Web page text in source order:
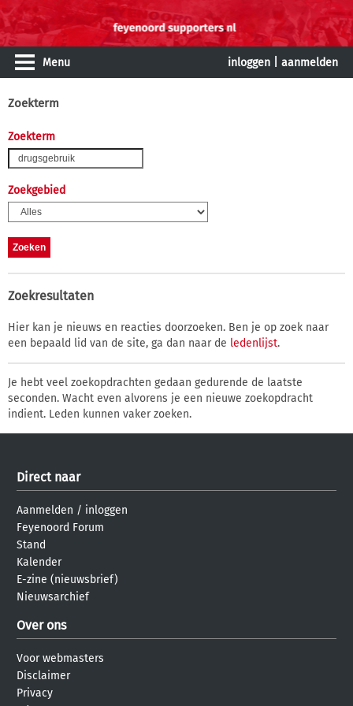
Menu inloggen aanmelden
Zoekterm
Zoekterm
Zoekgebied
Zoekresultaten
Hier kan je nieuws en reacties doorzoeken. Ben je op zoek naar
een bepaald lid van de site, ga dan naar de ledenlijst.
Je hebt veel zoekopdrachten gedaan gedurende de laatste
seconden. Wacht even alvorens je een nieuwe zoekopdracht
indient. Leden kunnen vaker zoeken.
Direct naar
Aanmelden / inloggen
Feyenoord Forum
Stand
Kalender
E-zine (nieuwsbrief)
Nieuwsarchief
Over ons
Voor webmasters
Disclaimer
Privacy